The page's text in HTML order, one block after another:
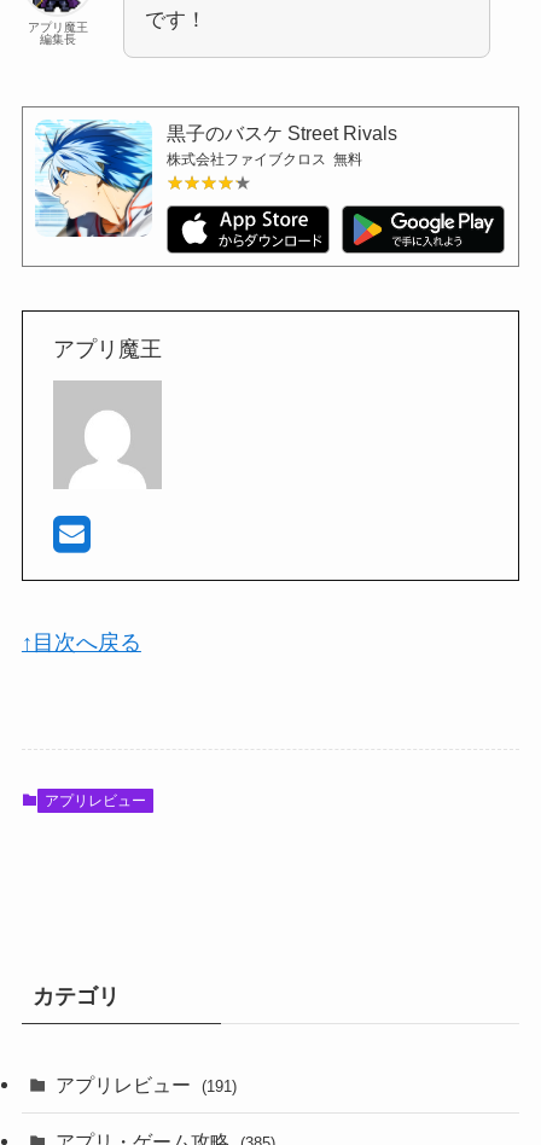
アプリ魔王
編集長
です！
黒子のバスケ Street Rivals
株式会社ファイブクロス 無料
★★★★★
★★★★★
アプリ魔王
↑目次へ戻る
アプリレビュー
カテゴリ
アプリレビュー (191)